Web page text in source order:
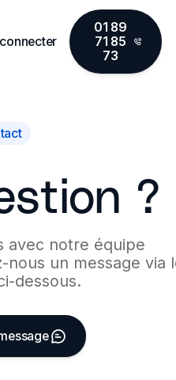
01 89
71 85
73
?
avec notre équipe
un message via
dessous.